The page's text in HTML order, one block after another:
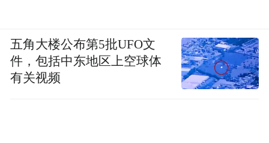
五角大楼公布第5批UFO文
件，包括中东地区上空球体
有关视频